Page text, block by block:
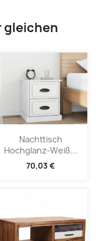
gleichen
Nachttisch
Hochglanz-Weiß...
70,03 €